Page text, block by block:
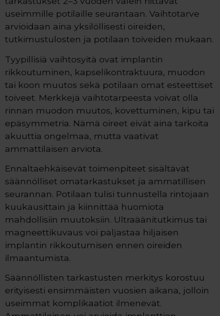
useimmille potilaille seurantaan. Vaihtotarve
arvioidaan aina yksilöllisesti oireiden,
tutkimustulosten ja potilaan toiveiden mukaan.
Tyypillisiä vaihtosyitä ovat implantin
rikkoutuminen, kapselikontraktuura, muodon
tai koon muutos sekä potilaan omat esteettiset
toiveet. Merkkejä vaihtotarpeesta voivat olla
rinnan muodon muutos, kovettuminen, kipu tai
epäsymmetria. Nämä oireet eivät aina tarkoita
akuuttia ongelmaa, mutta vaativat
ammattilaisen arviota.
Ennaltaehkäisevät toimenpiteet sisältävät
säännölliset omatarkastukset ja ammatillisen
seurannan. Potilaan tulisi tunnustella rintojaan
kuukausittain ja kiinnittää huomiota
mahdollisiin muutoksiin. Ultraäänitutkimus tai
magneettikuvaus voi paljastaa hiljaisen
implantin rikkoutumisen ennen oireiden
ilmaantumista.
Säännöllisten tarkastusten merkitys korostuu
erityisesti ensimmäisten vuosien aikana, jolloin
useimmat komplikaatiot ilmenevät.